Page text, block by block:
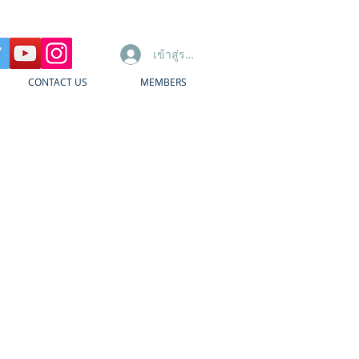
เข้าสู่ระบบ
CONTACT US MEMBERS